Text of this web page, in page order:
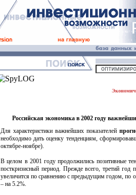
Российская экономика в 2002 году
Для характеристики важнейших показателей
необходимо дать оценку тенденциям,
октябре-ноябре).
В целом в 2001 году продолжились позитивные
посткризисный период. Прежде всего, третий
увеличится по сравнению с предыдущим годом, по
– на 5.2%.